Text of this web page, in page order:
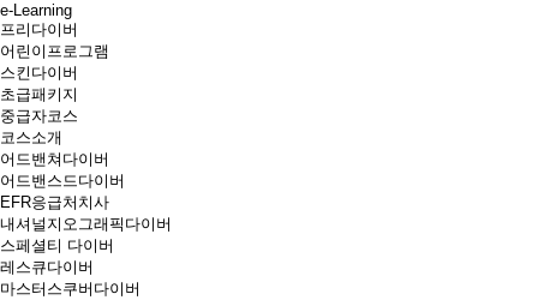
e-Learning
프리다이버
어린이프로그램
스킨다이버
초급패키지
중급자코스
코스소개
어드밴쳐다이버
어드밴스드다이버
EFR응급처치사
내셔널지오그래픽다이버
스페셜티 다이버
레스큐다이버
마스터스쿠버다이버